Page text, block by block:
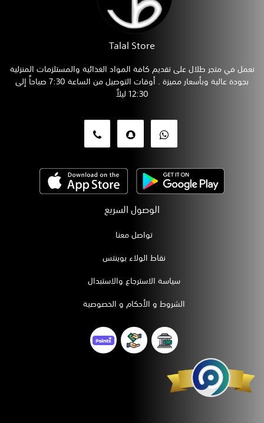
Talal Store
نعمل في متجر طلال على تقديم كافة المواد الغذائية والمستلزمات المنزلية
بجودة عالية وبأسعار مميزة . أوقات التوصيل من الساعة 7:30 صباحاً إلى
12:30 ليلاً
الوصول السريع
تواصل معنا
نقاط الولاء بوينتس
سياسة الاسترجاع والاستبدال
الشروط و الأحكام و الخصوصية